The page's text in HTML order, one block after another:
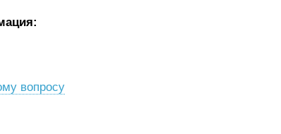
вопросу